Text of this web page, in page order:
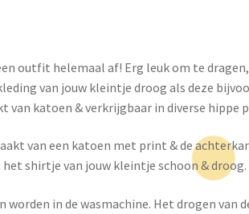
outfit helemaal af! Erg leuk om te
van jouw kleintje droog als deze
van katoen & verkrijgbaar in diverse hippe
van een katoen met print & de
shirtje van jouw kleintje schoon & droog.
worden in de wasmachine. Het drogen van